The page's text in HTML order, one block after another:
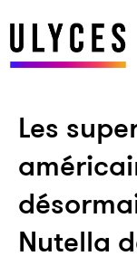
Les
Nutella